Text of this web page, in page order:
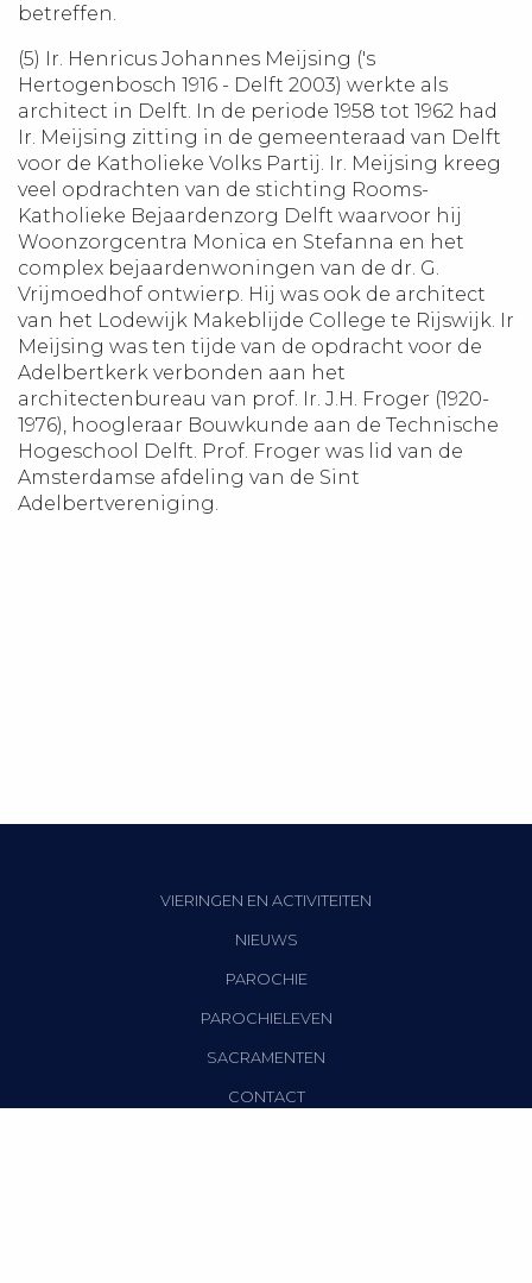
betreffen.
(5) Ir. Henricus Johannes Meijsing ('s
Hertogenbosch 1916 - Delft 2003) werkte als
architect in Delft. In de periode 1958 tot 1962 had
Ir. Meijsing zitting in de gemeenteraad van Delft
voor de Katholieke Volks Partij. Ir. Meijsing kreeg
veel opdrachten van de stichting Rooms-
Katholieke Bejaardenzorg Delft waarvoor hij
Woonzorgcentra Monica en Stefanna en het
complex bejaardenwoningen van de dr. G.
Vrijmoedhof ontwierp. Hij was ook de architect
van het Lodewijk Makeblijde College te Rijswijk. Ir
Meijsing was ten tijde van de opdracht voor de
Adelbertkerk verbonden aan het
architectenbureau van prof. Ir. J.H. Froger (1920-
1976), hoogleraar Bouwkunde aan de Technische
Hogeschool Delft. Prof. Froger was lid van de
Amsterdamse afdeling van de Sint
Adelbertvereniging.
VIERINGEN EN ACTIVITEITEN
NIEUWS
PAROCHIE
PAROCHIELEVEN
SACRAMENTEN
CONTACT